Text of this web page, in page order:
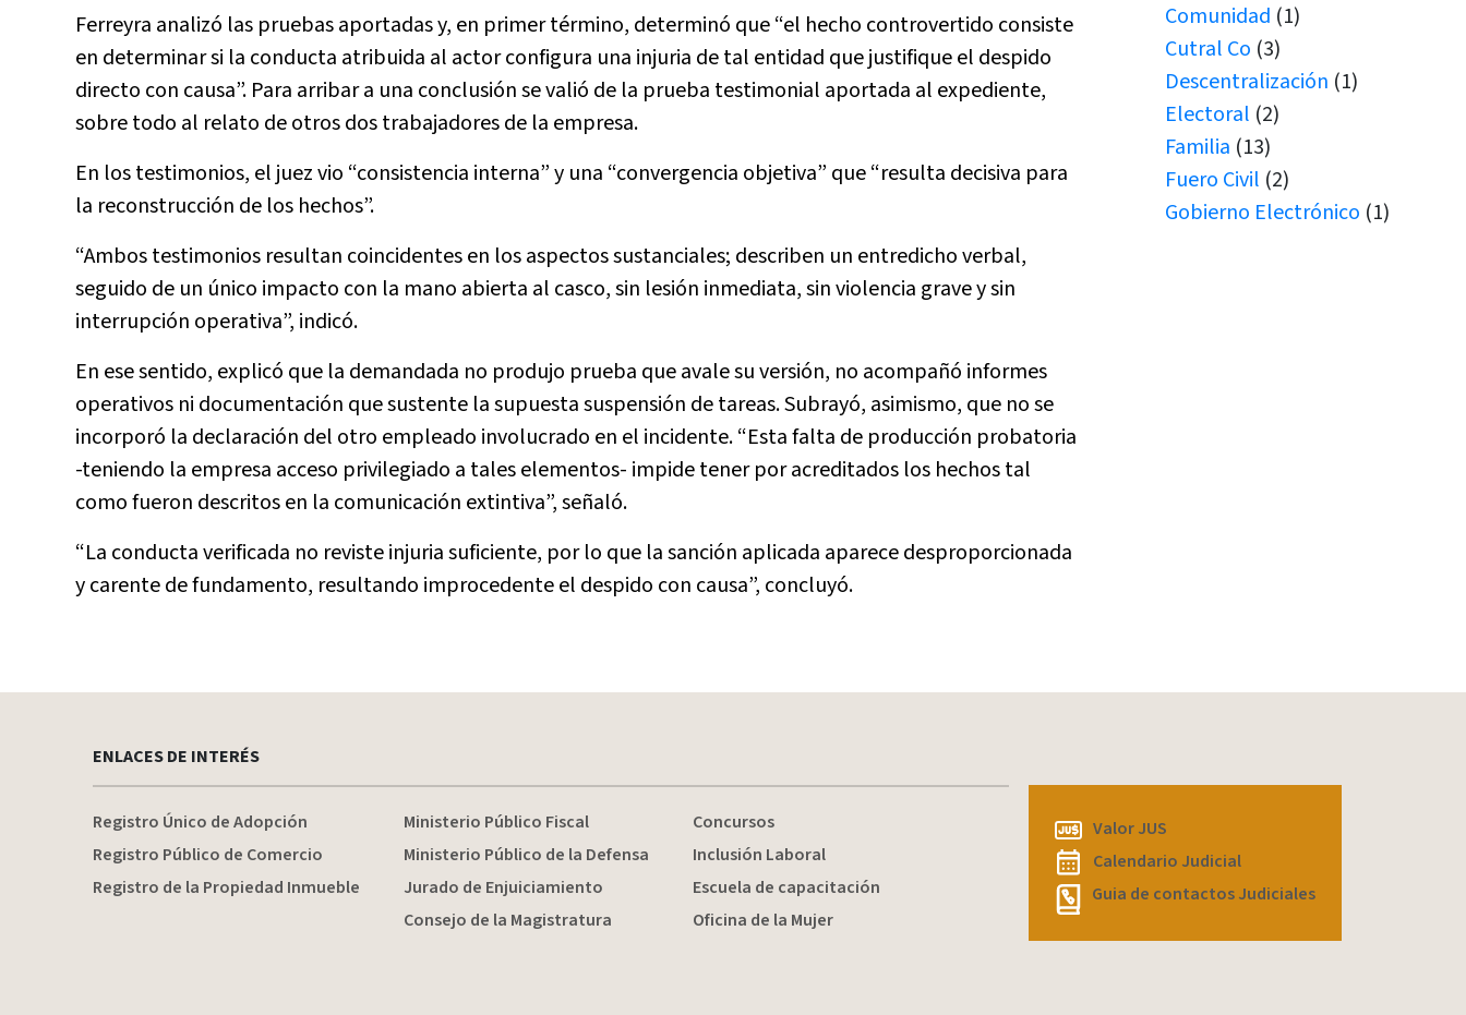
Ferreyra analizó las pruebas aportadas y, en primer término, determinó que “el hecho controvertido consiste
en determinar si la conducta atribuida al actor configura una injuria de tal entidad que justifique el despido
directo con causa”. Para arribar a una conclusión se valió de la prueba testimonial aportada al expediente,
sobre todo al relato de otros dos trabajadores de la empresa.
En los testimonios, el juez vio “consistencia interna” y una “convergencia objetiva” que “resulta decisiva para
la reconstrucción de los hechos”.
“Ambos testimonios resultan coincidentes en los aspectos sustanciales; describen un entredicho verbal,
seguido de un único impacto con la mano abierta al casco, sin lesión inmediata, sin violencia grave y sin
interrupción operativa”, indicó.
En ese sentido, explicó que la demandada no produjo prueba que avale su versión, no acompañó informes
operativos ni documentación que sustente la supuesta suspensión de tareas. Subrayó, asimismo, que no se
incorporó la declaración del otro empleado involucrado en el incidente. “Esta falta de producción probatoria
-teniendo la empresa acceso privilegiado a tales elementos- impide tener por acreditados los hechos tal
como fueron descritos en la comunicación extintiva”, señaló.
“La conducta verificada no reviste injuria suficiente, por lo que la sanción aplicada aparece desproporcionada
y carente de fundamento, resultando improcedente el despido con causa”, concluyó.
Comunidad (1)
Cutral Co (3)
Descentralización (1)
Electoral (2)
Familia (13)
Fuero Civil (2)
Gobierno Electrónico (1)
ENTRADA EN VIGENCIA
Rincón de los Sauces
San Martín de los Andes
ENLACES DE INTERÉS
Registro Único de Adopción
Registro Público de Comercio
Registro de la Propiedad Inmueble
Ministerio Público Fiscal
Ministerio Público de la Defensa
Jurado de Enjuiciamiento
Consejo de la Magistratura
Concursos
Inclusión Laboral
Escuela de capacitación
Oficina de la Mujer
Valor JUS
Calendario Judicial
Guia de contactos Judiciales